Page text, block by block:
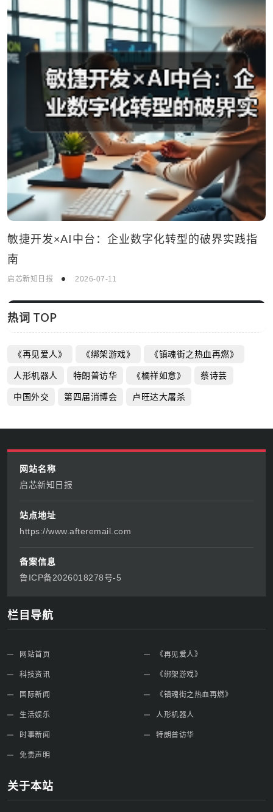
敏捷开发×AI中台：企业数字化转型的破界实践指
南
启芯新知日报 2026-07-11
热词 TOP
《再见爱人》 《绑架游戏》 《镇魂街之热血再燃》
人形机器人 特朗普访华 《橘祥如意》 蔡诗芸
中国外交 第四届消博会 卢旺达大屠杀
网站名称
启芯新知日报
站点地址
https://www.afteremail.com
备案信息
鲁ICP备2026018278号-5
栏目导航
网站首页
科技资讯
国际新闻
生活娱乐
时事新闻
免责声明
《再见爱人》
《绑架游戏》
《镇魂街之热血再燃》
人形机器人
特朗普访华
关于本站